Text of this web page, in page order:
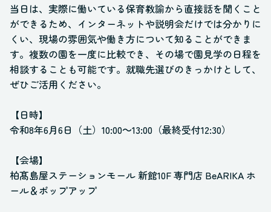
当日は、実際に働いている保育教諭から直接話を聞くこと
ができるため、インターネットや説明会だけでは分かりに
くい、現場の雰囲気や働き方について知ることができま
す。複数の園を一度に比較でき、その場で園見学の日程を
相談することも可能です。就職先選びのきっかけとして、
ぜひご活用ください。
【日時】
令和8年6月6日（土）10:00～13:00（最終受付12:30）
【会場】
柏髙島屋ステーションモール 新館10F 専門店 BeARIKA ホ
ール＆ポップアップ